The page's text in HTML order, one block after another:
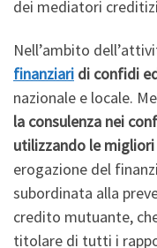
dei mediatori
Nell’ambito
finanziari di confidi
nazionale e locale.
la consulenza nei
utilizzando le
erogazione del
subordinata alla
credito mutuante,
titolare di tutti i